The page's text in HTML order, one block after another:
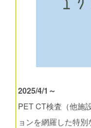
2025/4/1～
PET CT検査（他施
ョンを網羅した特別